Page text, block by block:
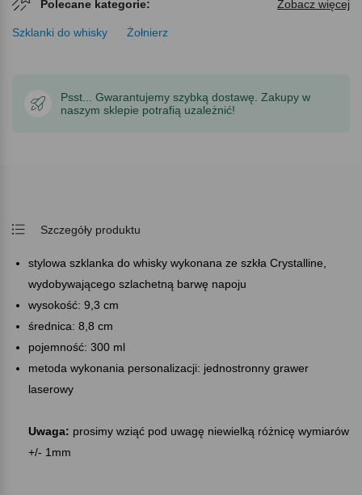
Polecane kategorie: Zobacz więcej
Szklanki do whisky Żołnierz
Psst... Gwarantujemy szybką dostawę. Zakupy w
naszym sklepie potrafią uzależnić!
Szczegóły produktu
stylowa szklanka do whisky wykonana ze szkła Crystalline,
wydobywającego szlachetną barwę napoju
wysokość: 9,3 cm
średnica: 8,8 cm
pojemność: 300 ml
metoda wykonania personalizacji: jednostronny grawer
laserowy
Uwaga: prosimy wziąć pod uwagę niewielką różnicę wymiarów
+/- 1mm